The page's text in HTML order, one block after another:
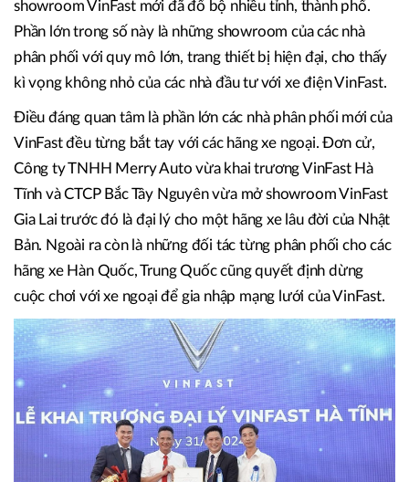
“Cơ hội với VinFast lớn hơn các hãng xe nước ngoài”
showroom VinFast mới đã đổ bộ nhiều tỉnh, thành phố.
Phần lớn trong số này là những showroom của các nhà
phân phối với quy mô lớn, trang thiết bị hiện đại, cho thấy
kì vọng không nhỏ của các nhà đầu tư với xe điện VinFast.
Điều đáng quan tâm là phần lớn các nhà phân phối mới của
VinFast đều từng bắt tay với các hãng xe ngoại. Đơn cử,
Công ty TNHH Merry Auto vừa khai trương VinFast Hà
Tĩnh và CTCP Bắc Tây Nguyên vừa mở showroom VinFast
Gia Lai trước đó là đại lý cho một hãng xe lâu đời của Nhật
Bản. Ngoài ra còn là những đối tác từng phân phối cho các
hãng xe Hàn Quốc, Trung Quốc cũng quyết định dừng
cuộc chơi với xe ngoại để gia nhập mạng lưới của VinFast.